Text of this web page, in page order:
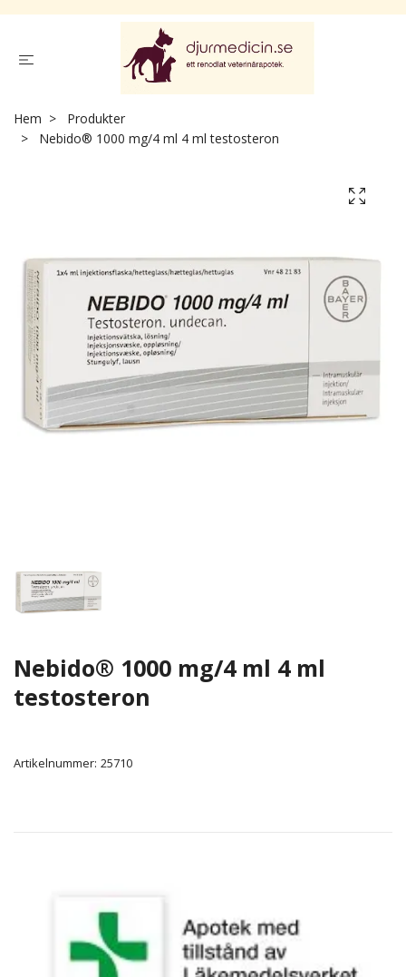
Hem
Produkter
Nebido® 1000 mg/4 ml 4 ml testosteron
Nebido® 1000 mg/4 ml 4 ml
testosteron
Artikelnummer: 25710